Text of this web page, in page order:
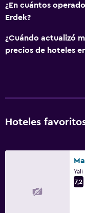
¿En cuántos
Erdek?
¿Cuándo actualizó
precios de hoteles
Hoteles
7,2